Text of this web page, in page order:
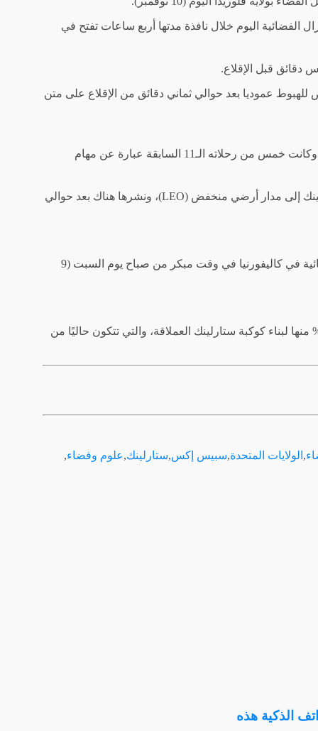
كيب كانافيرال الفضائية اليوم خلال نافذة مدتها أربع ساعات تفتح في
فإن المرحلة الأولى من صاروخ فالكون 9 ستعود إلى الأرض للهبوط عموديا بعد حوالي ثماني دقائق من الإقلاع على متن
ستكون هذه هي عملية الإطلاق والهبوط الثانية عشرة لهذا الصاروخ، وفقًا لوصف مهمة سبيس إكس. وكانت خمس من رحلاته الـ11 السابقة عبارة عن مهام
وفي الوقت نفسه، ستواصل المرحلة العليا من صاروخ فالكون 9 حمل 24 قمرًا صناعيًا من نوع ستارلينك إلى مدار أرضي منخفض (LEO)، ونشرها هناك بعد حوالي
ويأتي إطلاق اليوم في أعقاب مهمة أخرى لبرنامج ستارلينك، والتي انطلقت من قاعدة فاندنبرج الفضائية في كاليفورنيا في وقت مبكر من صباح يوم السبت (9
شركة سبيس إكس الآن 106 مهمة فالكون 9 في عام 2024. وقد تم تخصيص ما يقرب من 70% منها لبناء كوكبة ستارلينك العملاقة، والتي تتكون حاليًا من
, الولايات المتحدة,سبيس إكس,ستارلينك,علوم وفضاء,